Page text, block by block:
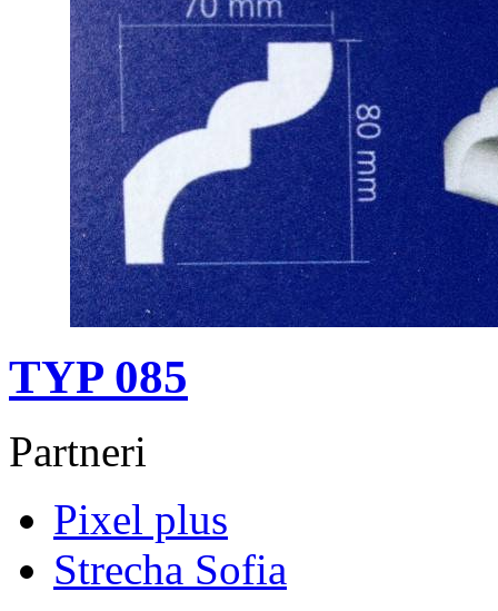
TYP 085
Partneri
Pixel plus
Strecha Sofia